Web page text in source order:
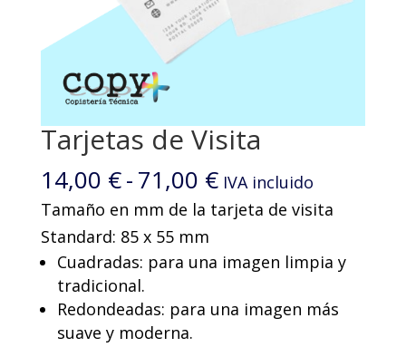
Tarjetas de Visita
14,00 €-71,00 €Rango
de
desde
hasta
IVA incluido
Tamaño en mm de la tarjeta de visita
Standard: 85 x 55 mm
Cuadradas: para una imagen limpia y
tradicional.
Redondeadas: para una imagen más
suave y moderna.